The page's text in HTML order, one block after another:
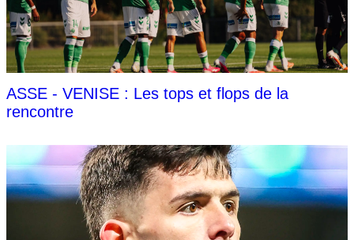
ASSE - VENISE : Les tops et flops de la
rencontre